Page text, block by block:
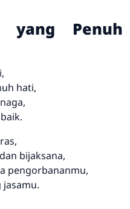
yang Penuh
hati,
bijaksana,
pengorbananmu,
jasamu.